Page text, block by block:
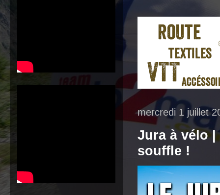
mercredi 1 juillet
Jura à vélo
souffle !